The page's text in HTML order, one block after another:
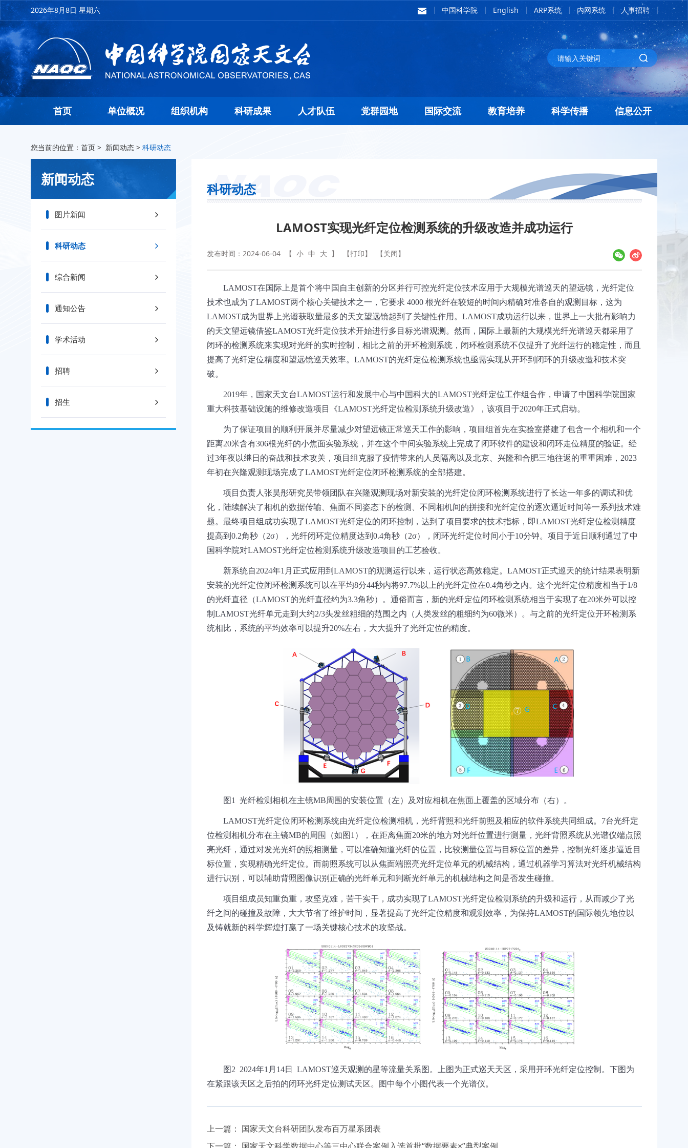
2026年8月8日 星期六 中国科学院 English ARP系统 内网系统 人事招聘
首页 单位概况 组织机构 科研成果 人才队伍 党群园地 国际交流 教育培养 科学传播 信息公开
您当前的位置： 首页 > 新闻动态 > 科研动态
新闻动态
图片新闻
科研动态
综合新闻
通知公告
学术活动
招聘
招生
科研动态
LAMOST实现光纤定位检测系统的升级改造并成功运行
发布时间：2024-06-04 【 小 中 大 】 【打印】 【关闭】
LAMOST在国际上是首个将中国自主创新的分区并行可控光纤定位技术应用于大规模光谱巡天的望远镜，光纤定位
技术也成为了LAMOST两个核心关键技术之一，它要求4000 根光纤在较短的时间内精确对准各自的观测目标，这为
LAMOST成为世界上光谱获取量最多的天文望远镜起到了关键性作用。 LAMOST成功运行以来，世界上一大批有影响力
的天文望远镜借鉴LAMOST光纤定位技术开始进行多目标光谱观测。然而，国际上最新的大规模光纤光谱巡天都采用了
闭环的检测系统来实现对光纤的实时控制，相比之前的开环检测系统，闭环检测系统不仅提升了光纤运行的稳定性，而且
提高了光纤定位精度和望远镜巡天效率。 LAMOST的光纤定位检测系统也亟需实现从开环到闭环的升级改造和技术突
破。
2019年，国家天文台LAMOST运行和发展中心与中国科大的LAMOST光纤定位工作组合作，申请了中国科学院国家
重大科技基础设施的维修改造项目《LAMOST光纤定位检测系统升级改造》，该项目于2020年正式启动。
为了保证项目的顺利开展并尽量减少对望远镜正常巡天工作的影响，项目组首先在实验室搭建了包含一个相机和一个
距离20米含有306根光纤的小焦面实验系统，并在这个中间实验系统上完成了闭环软件的建设和闭环走位精度的验证。经
过3年夜以继日的奋战和技术攻关，项目组克服了疫情带来的人员隔离以及北京、兴隆和合肥三地往返的重重困难， 2023
年初在兴隆观测现场完成了LAMOST光纤定位闭环检测系统的全部搭建。
项目负责人张昊彤研究员带领团队在兴隆观测现场对新安装的光纤定位闭环检测系统进行了长达一年多的调试和优
化，陆续解决了相机的数据传输、焦面不同姿态下的检测、不同相机间的拼接和光纤定位的逐次逼近时间等一系列技术难
题。最终项目组成功实现了LAMOST光纤定位的闭环控制，达到了项目要求的技术指标，即LAMOST光纤定位检测精度
提高到 0.2角秒（2σ），光纤闭环定位精度达到 0.4角秒（2σ），闭环光纤定位时间小于10分钟。项目于近日顺利通过了中
国科学院对LAMOST光纤定位检测系统升级改造项目的工艺验收。
新系统自2024年1 月正式应用到 LAMOST的观测运行以来，运行状态高效稳定。 LAMOST正式巡天的统计结果表明新
安装的光纤定位闭环检测系统可以在平均8分44秒内将97.7%以上的光纤定位在0.4角秒之内。这个光纤定位精度相当于1/8
的光纤直径（LAMOST的光纤直径约为3.3角秒）。通俗而言，新的光纤定位闭环检测系统相当于实现了在20米外可以控
制 LAMOST光纤单元走到大约2/3头发丝粗细的范围之内（人类发丝的粗细约为60微米）。与之前的光纤定位开环检测系
统相比，系统的平均效率可以提升20%左右，大大提升了光纤定位的精度。
图 1 光纤检测相机在主镜MB周围的安装位置（左）及对应相机在焦面上覆盖的区域分布（右）。
LAMOST光纤定位闭环检测系统由光纤定位检测相机，光纤背照和光纤前照及相应的软件系统共同组成。 7台光纤定
位检测相机分布在主镜MB的周围（如图 1 ），在距离焦面20米的地方对光纤位置进行测量，光纤背照系统从光谱仪端点照
亮光纤，通过对发光光纤的照相测量，可以准确知道光纤的位置，比较测量位置与目标位置的差异，控制光纤逐步逼近目
标位置，实现精确光纤定位。 而前照系统可以从焦面端照亮光纤定位单元的机械结构，通过机器学习算法对光纤机械结构
进行识别，可以辅助背照图像识别正确的光纤单元和判断光纤单元的机械结构之间是否发生碰撞。
项目组成员知重负重，攻坚克难，苦干实干，成功实现了LAMOST光纤定位检测系统的升级和运行， 从而减少了光
纤之间的碰撞及故障，大大节省了维护时间，显著提高了光纤定位精度和观测效率， 为保持LAMOST的国际领先地位以
及铸就新的科学辉煌打赢了一场关键核心技术的攻坚战。
图 2 2024年1 月 14日 LAMOST巡天观测的星等流量关系图。上图为正式巡天天区，采用开环光纤定位控制。下图为
在紧跟该天区之后拍的闭环光纤定位测试天区。图中每个小图代表一个光谱仪。
上一篇： 国家天文台科研团队发布百万星系团表